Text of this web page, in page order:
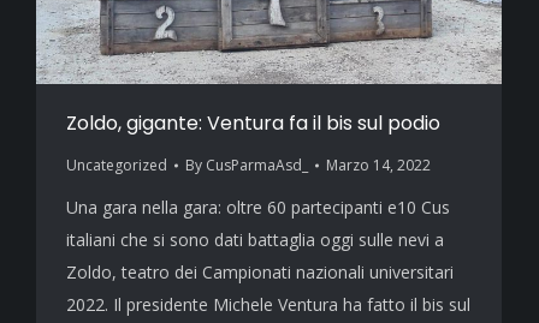
Zoldo, gigante: Ventura fa il bis sul podio
Uncategorized By CusParmaAsd_ Marzo 14, 2022
Una gara nella gara: oltre 60 partecipanti e10 Cus
italiani che si sono dati battaglia oggi sulle nevi a
Zoldo, teatro dei Campionati nazionali universitari
2022. Il presidente Michele Ventura ha fatto il bis sul